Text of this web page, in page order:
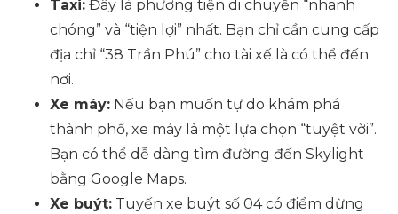
Taxi: Đây là phương tiện di chuyển “nhanh
chóng” và “tiện lợi” nhất. Bạn chỉ cần cung cấp
địa chỉ “38 Trần Phú” cho tài xế là có thể đến
nơi.
Xe máy: Nếu bạn muốn tự do khám phá
thành phố, xe máy là một lựa chọn “tuyệt vời”.
Bạn có thể dễ dàng tìm đường đến Skylight
bằng Google Maps.
Xe buýt: Tuyến xe buýt số 04 có điểm dừng